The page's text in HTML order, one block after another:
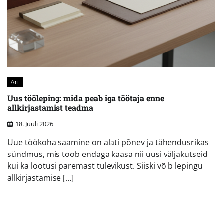
Äri
Uus tööleping: mida peab iga töötaja enne
allkirjastamist teadma
18. Juuli 2026
Uue töökoha saamine on alati põnev ja tähendusrikas
sündmus, mis toob endaga kaasa nii uusi väljakutseid
kui ka lootusi paremast tulevikust. Siiski võib lepingu
allkirjastamise […]